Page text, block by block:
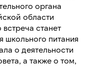
органа
области
станет
школьного питания
о деятельности
а также о том,